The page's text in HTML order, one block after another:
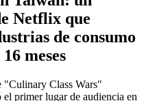
Netflix que
de consumo
meses
"Culinary Class Wars"
primer lugar de audiencia en